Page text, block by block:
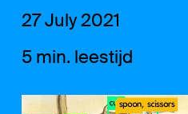
27 July 2021
5 min. leestijd